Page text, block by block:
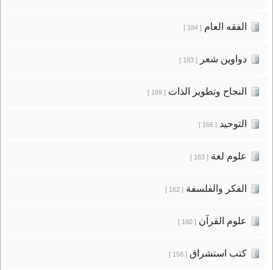
الفقه العام[ 184 ]
دواوين شعر[ 183 ]
النجاح وتطوير الذات[ 169 ]
التوحيد[ 166 ]
علوم لغة[ 163 ]
الفكر والفلسفة[ 162 ]
علوم القرآن[ 160 ]
كتب استشراق[ 158 ]